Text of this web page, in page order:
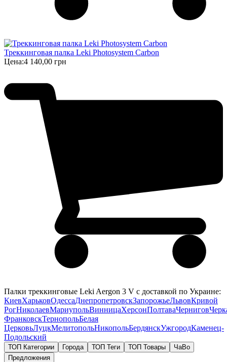
Треккинговая палка Leki Photosystem Carbon
Цена:4 140,00 грн
Палки треккинговые Leki Aergon 3 V с доставкой по Украине:
КиевХарьковОдессаДнепропетровскЗапорожьеЛьвовКривой
РогНиколаевМариупольВинницаХерсонПолтаваЧернигов
ФранковскТернопольБелая
ЦерковьЛуцкМелитопольНикопольБердянскУжгородКаменец-
Подольский
ТОП Категории Города ТОП Теги ТОП Товары
ЧаВо
Предложения